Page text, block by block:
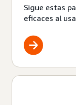
Sigue estas
eficaces al